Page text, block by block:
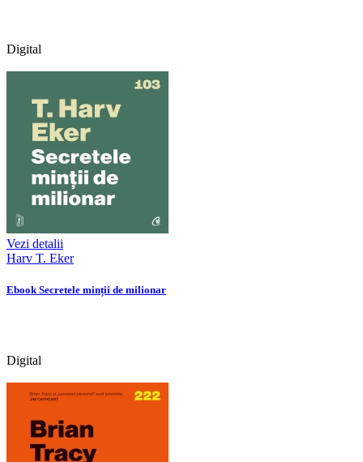
Digital
Vezi detalii
Harv T. Eker
Ebook Secretele minții de milionar
Digital